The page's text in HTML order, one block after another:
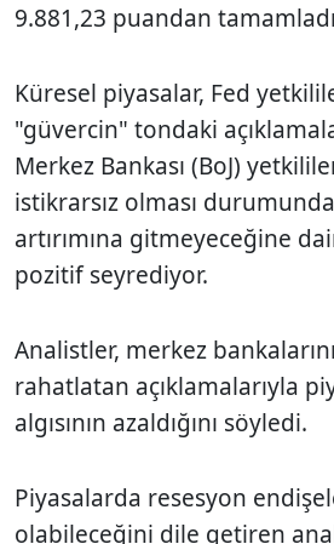
9.881,23 puandan
Küresel piyasalar, Fed
"güvercin" tondaki
Merkez Bankası (BoJ)
istikrarsız olması
artırımına gitmeyeceğine
pozitif seyrediyor.
Analistler, merkez
rahatlatan açıklamalarıyla
algısının azaldığını söyledi.
Piyasalarda resesyon
olabileceğini dile getiren